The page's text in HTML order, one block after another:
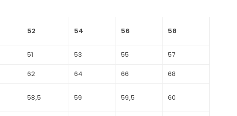
52 54 56 58
51 53 55 57
62 64 66 68
58,5 59 59,5 60